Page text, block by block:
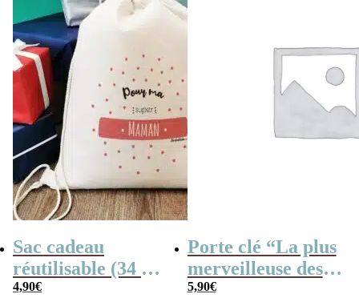
Sac cadeau
réutilisable (34 x
42 cm) et sa carte
4,90€
Porte clé “La plus
merveilleuse des
mamans” –
5,90€